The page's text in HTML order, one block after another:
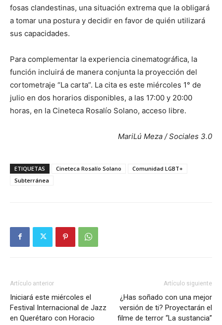
fosas clandestinas, una situación extrema que la obligará
a tomar una postura y decidir en favor de quién utilizará
sus capacidades.
Para complementar la experiencia cinematográfica, la
función incluirá de manera conjunta la proyección del
cortometraje “La carta”. La cita es este miércoles 1° de
julio en dos horarios disponibles, a las 17:00 y 20:00
horas, en la Cineteca Rosalío Solano, acceso libre.
MariLú Meza / Sociales 3.0
ETIQUETAS Cineteca Rosalío Solano
Comunidad LGBT+
Subterránea
Artículo anterior
Iniciará este miércoles el
Festival Internacional de Jazz
en Querétaro con Horacio
Artículo siguiente
¿Has soñado con una mejor
versión de ti? Proyectarán el
filme de terror “La sustancia”